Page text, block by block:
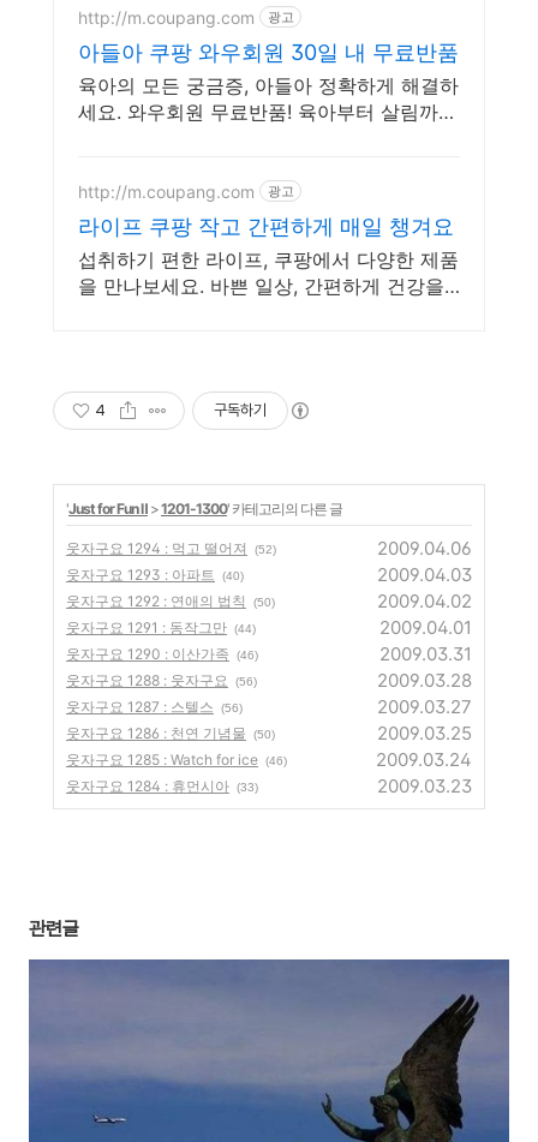
http://m.coupang.com 광고
아들아 쿠팡 와우회원 30일 내 무료반품
육아의 모든 궁금증, 아들아 정확하게 해결하
세요. 와우회원 무료반품! 육아부터 살림까
http://m.coupang.com 광고
라이프 쿠팡 작고 간편하게 매일 챙겨요
섭취하기 편한 라이프, 쿠팡에서 다양한 제품
을 만나보세요. 바쁜 일상, 간편하게 건강을
4 구독하기
'Just for Fun Ⅱ >1201-1300' 카테고리의 다른 글
웃자구요 1294 : 먹고 떨어져 (52) 2009.04.06
웃자구요 1293 : 아파트 (40) 2009.04.03
웃자구요 1292 : 연애의 법칙 (50) 2009.04.02
웃자구요 1291 : 동작그만 (44) 2009.04.01
웃자구요 1290 : 이산가족 (46) 2009.03.31
웃자구요 1288 : 웃자구요 (56) 2009.03.28
웃자구요 1287 : 스텔스 (56) 2009.03.27
웃자구요 1286 : 천연 기념물 (50) 2009.03.25
웃자구요 1285 : Watch for ice (46) 2009.03.24
웃자구요 1284 : 휴먼시아 (33) 2009.03.23
관련글